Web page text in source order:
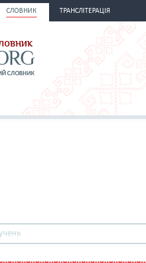
СЛОВНИК ТРАНСЛІТЕРАЦІЯ